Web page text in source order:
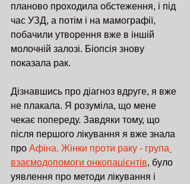
планово проходила обстеження, і під
час УЗД, а потім і на мамографії,
побачили утворення вже в іншій
молочній залозі. Біопсія знову
показала рак.
Дізнавшись про діагноз вдруге, я вже
не плакала. Я розуміла, що мене
чекає попереду. Завдяки тому, що
після першого лікування я вже знала
про Афіна. Жінки проти раку - група
взаємодопомоги онкопацієнтів, було
уявлення про методи лікування і